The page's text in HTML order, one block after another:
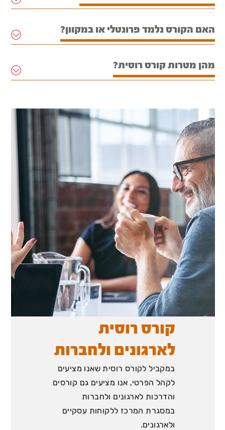
האם הקורס נלמד פרונטלי או במקוון?
מהן מטרות קורס רוסית?
קורס רוסית
לארגונים ולחברות
במקביל לקורס רוסית שאנו מציעים
לקהל הפרטי, אנו מציעים גם קורסים
והדרכות לארגונים ולחברות
במסגרת המרכז ללקוחות עסקיים
ולארגונים.